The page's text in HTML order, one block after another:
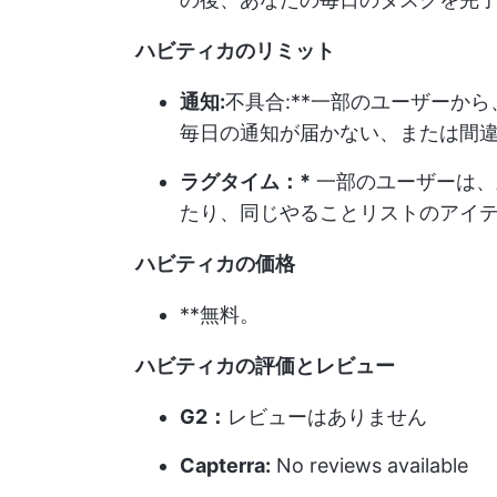
ハビティカのリミット
通知:不具合:**一部のユーザーか
毎日の通知が届かない、または間
ラグタイム：* 一部のユーザーは
たり、同じやることリストのアイ
ハビティカの価格
**無料。
ハビティカの評価とレビュー
G2： レビューはありません
Capterra: No reviews available